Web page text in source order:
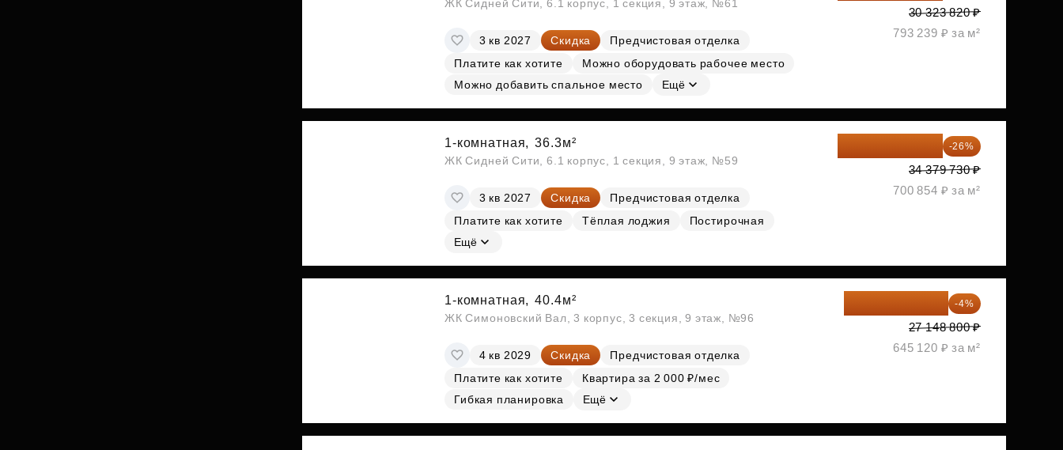
ЖК Сидней Сити, 6.1 корпус, 1 секция, 9 этаж, №61
3 кв 2027 Скидка
Предчистовая отделка
Платите как хотите
Можно оборудовать рабочее место
Можно добавить спальное место
Ещё
30 323 820 ₽
793 239 ₽ за м²
1-комнатная, 36.3м²
ЖК Сидней Сити, 6.1 корпус, 1 секция, 9 этаж, №59
3 кв 2027 Скидка
Предчистовая отделка
Платите как хотите
Тёплая лоджия
Постирочная
Ещё
-26%
34 379 730 ₽
700 854 ₽ за м²
1-комнатная, 40.4м²
ЖК Симоновский Вал, 3 корпус, 3 секция, 9 этаж, №96
4 кв 2029 Скидка
Предчистовая отделка
Платите как хотите
Квартира за 2 000 ₽/мес
Гибкая планировка
Ещё
26 062 848 ₽ -4%
27 148 800 ₽
645 120 ₽ за м²